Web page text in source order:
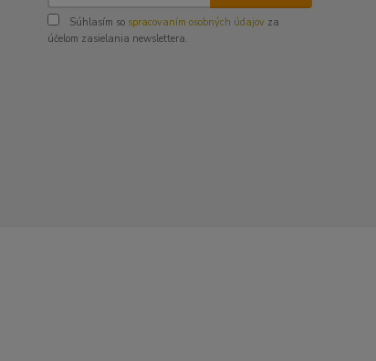
Súhlasím so spracovaním osobných údajov za
účelom zasielania newslettera.